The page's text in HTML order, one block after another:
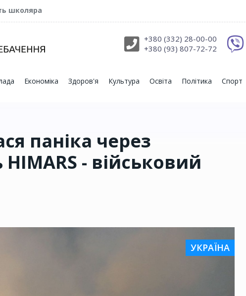
школяра
+380 (332) 28-00-00
+380 (93) 807-72-72
Економіка Здоров'я Культура Освіта Політика Спорт
паніка через
- військовий
УКРАЇНА